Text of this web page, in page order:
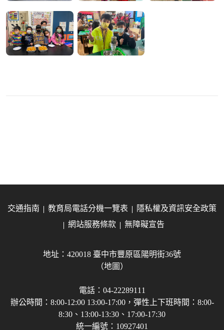
交通指南 教育局電話分機一覽表
隱私權及資訊安全政策
網站服務條款
無障礙宣告
地址：420018 臺中市豐原區陽明街36號
（地圖）
電話：04-22289111
辦公時間：8:00-12:00 13:00-17:00，彈性上下班時間：8:00-
8:30、13:00-13:30、17:00-17:30
統一編號：10927401